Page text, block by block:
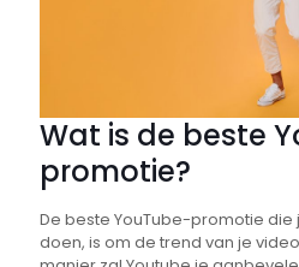
Wat is de beste
promotie?
De beste YouTube-promotie die
doen, is om de trend van je